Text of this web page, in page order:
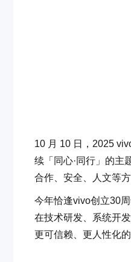
10 月 10 日，2025
续「同心·同行」的主
合作、安全、人文等
今年恰逢vivo创立30
在技术研发、系统开
更可信赖、更人性化的